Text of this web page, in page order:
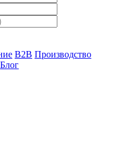
B2B Производство
Блог